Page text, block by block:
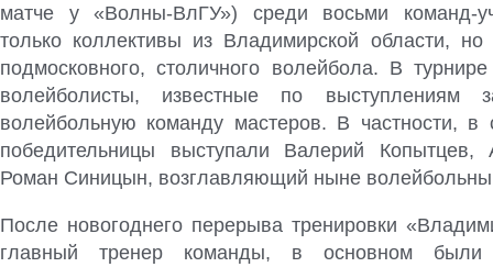
матче у «Волны-ВлГУ») среди восьми команд-
только коллективы из Владимирской области, но
подмосковного, столичного волейбола. В
волейболисты, известные по выступлениям
волейбольную команду мастеров. В частности, в
победительницы выступали Валерий Копытцев,
Роман Синицын, возглавляющий ныне
После новогоднего перерыва тренировки
главный тренер команды, в основном